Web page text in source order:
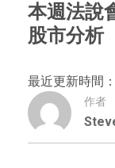
本週法說
股市分析
最近更新時間
作者